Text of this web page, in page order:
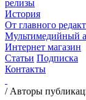
релизы
История
От главного
Мультимедийный
Интернет магазин
Статьи Подписка
Контакты
/ Авторы